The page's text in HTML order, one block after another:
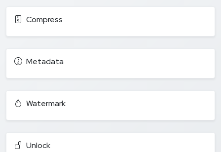
Compress
Metadata
Watermark
Unlock